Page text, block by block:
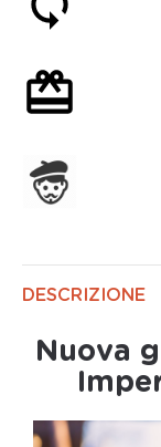
DESCRIZIONE
Nuova